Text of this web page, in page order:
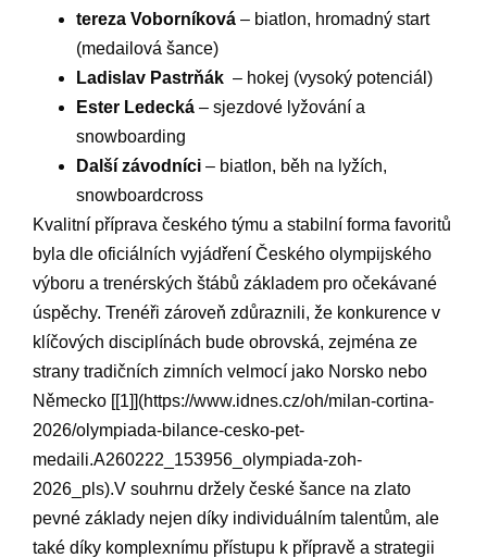
tereza​ Voborníková – biatlon, hromadný start
(medailová šance)
Ladislav Pastrňák ‍ – hokej (vysoký potenciál)
Ester Ledecká – ‍sjezdové lyžování a
snowboarding
Další závodníci –⁣ biatlon, běh na lyžích,
⁢snowboardcross
Kvalitní příprava českého týmu ⁣a stabilní forma favoritů
byla dle oficiálních vyjádření Českého olympijského
výboru a trenérských‍ štábů základem pro očekávané
úspěchy. Trenéři zároveň ‍zdůraznili, že ‌konkurence v⁤
klíčových disciplínách bude⁢ obrovská, zejména ze​
strany tradičních zimních velmocí jako Norsko nebo
Německo [[1]](https://www.idnes.cz/oh/milan-cortina-
2026/olympiada-bilance-cesko-pet-
medaili.A260222_153956_olympiada-zoh-
2026_pls).V souhrnu držely české⁢ šance na zlato
pevné ⁣základy nejen díky ‌individuálním talentům, ale
také díky komplexnímu ‍přístupu​ k přípravě ‌a strategii